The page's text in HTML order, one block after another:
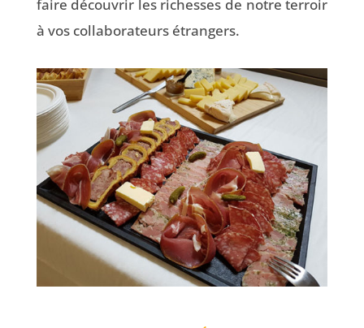
faire découvrir les richesses de notre terroir
à vos collaborateurs étrangers.